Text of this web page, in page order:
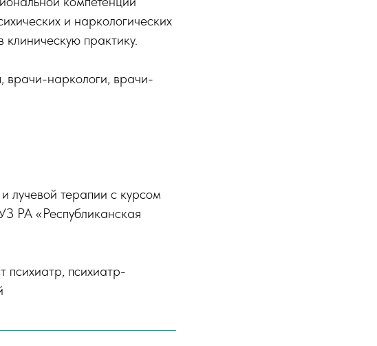
и наркологических
практику.
врачи-наркологи, врачи-
лучевой терапии с курсом
«Республиканская
психиатр-